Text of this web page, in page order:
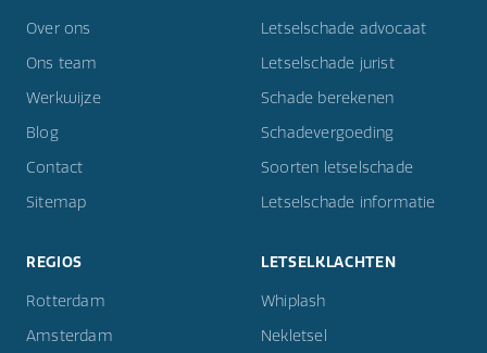
Over ons
Ons team
Werkwijze
Blog
Contact
Sitemap
Letselschade advocaat
Letselschade jurist
Schade berekenen
Schadevergoeding
Soorten letselschade
Letselschade informatie
REGIOS
Rotterdam
Amsterdam
LETSELKLACHTEN
Whiplash
Nekletsel